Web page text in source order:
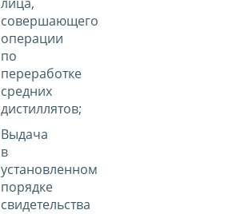
совершающего
операции
по
переработке
средних
дистиллятов;
Выдача
в
установленном
порядке
свидетельства